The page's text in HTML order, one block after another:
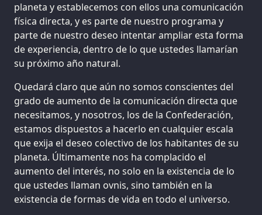
planeta y establecemos con ellos una comunicación
física directa, y es parte de nuestro programa y
parte de nuestro deseo intentar ampliar esta forma
de experiencia, dentro de lo que ustedes llamarían
su próximo año natural.
Quedará claro que aún no somos conscientes del
grado de aumento de la comunicación directa que
necesitamos, y nosotros, los de la Confederación,
estamos dispuestos a hacerlo en cualquier escala
que exija el deseo colectivo de los habitantes de su
planeta. Últimamente nos ha complacido el
aumento del interés, no solo en la existencia de lo
que ustedes llaman ovnis, sino también en la
existencia de formas de vida en todo el universo.